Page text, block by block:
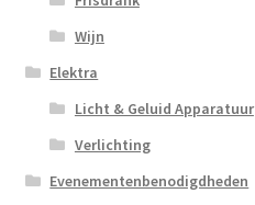
Wijn
Elektra
Licht & Geluid Apparatuur
Verlichting
Evenementenbenodigdheden